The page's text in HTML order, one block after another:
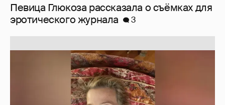
Певица Глюкоза рассказала о съёмках для
эротического журнала
3